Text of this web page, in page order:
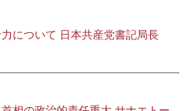
について 日本共産党書記局長